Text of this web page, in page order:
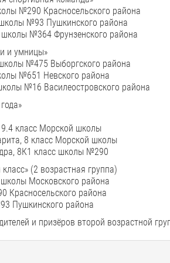
№290 Красносельского района
№93 Пушкинского района
№364 Фрунзенского района
и умницы»
№475 Выборгского района
№651 Невского района
№16 Василеостровского района
класс Морской школы
8 класс Морской школы
8К1 класс школы №290
(2 возрастная группа)
Московского района
Красносельского района
Пушкинского района
и призёров второй возрастной